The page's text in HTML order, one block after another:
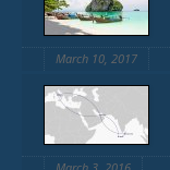
March 10, 2017